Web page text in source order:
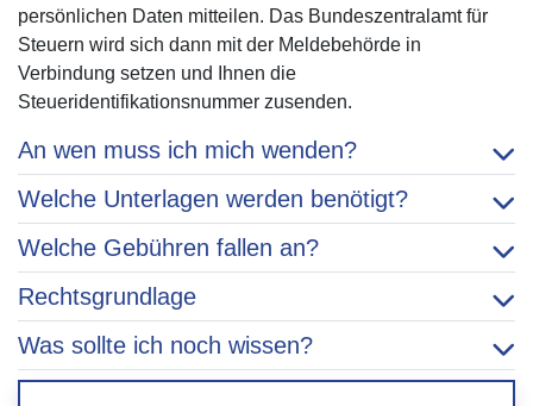
persönlichen Daten mitteilen. Das Bundeszentralamt für
Steuern wird sich dann mit der Meldebehörde in
Verbindung setzen und Ihnen die
Steueridentifikationsnummer zusenden.
An wen muss ich mich wenden?
Welche Unterlagen werden benötigt?
Welche Gebühren fallen an?
Rechtsgrundlage
Was sollte ich noch wissen?